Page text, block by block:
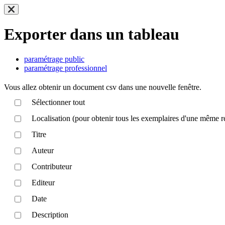
Exporter dans un tableau
paramétrage public
paramétrage professionnel
Vous allez obtenir un document csv dans une nouvelle fenêtre.
Sélectionner tout
Localisation (pour obtenir tous les exemplaires d'une même
Titre
Auteur
Contributeur
Editeur
Date
Description